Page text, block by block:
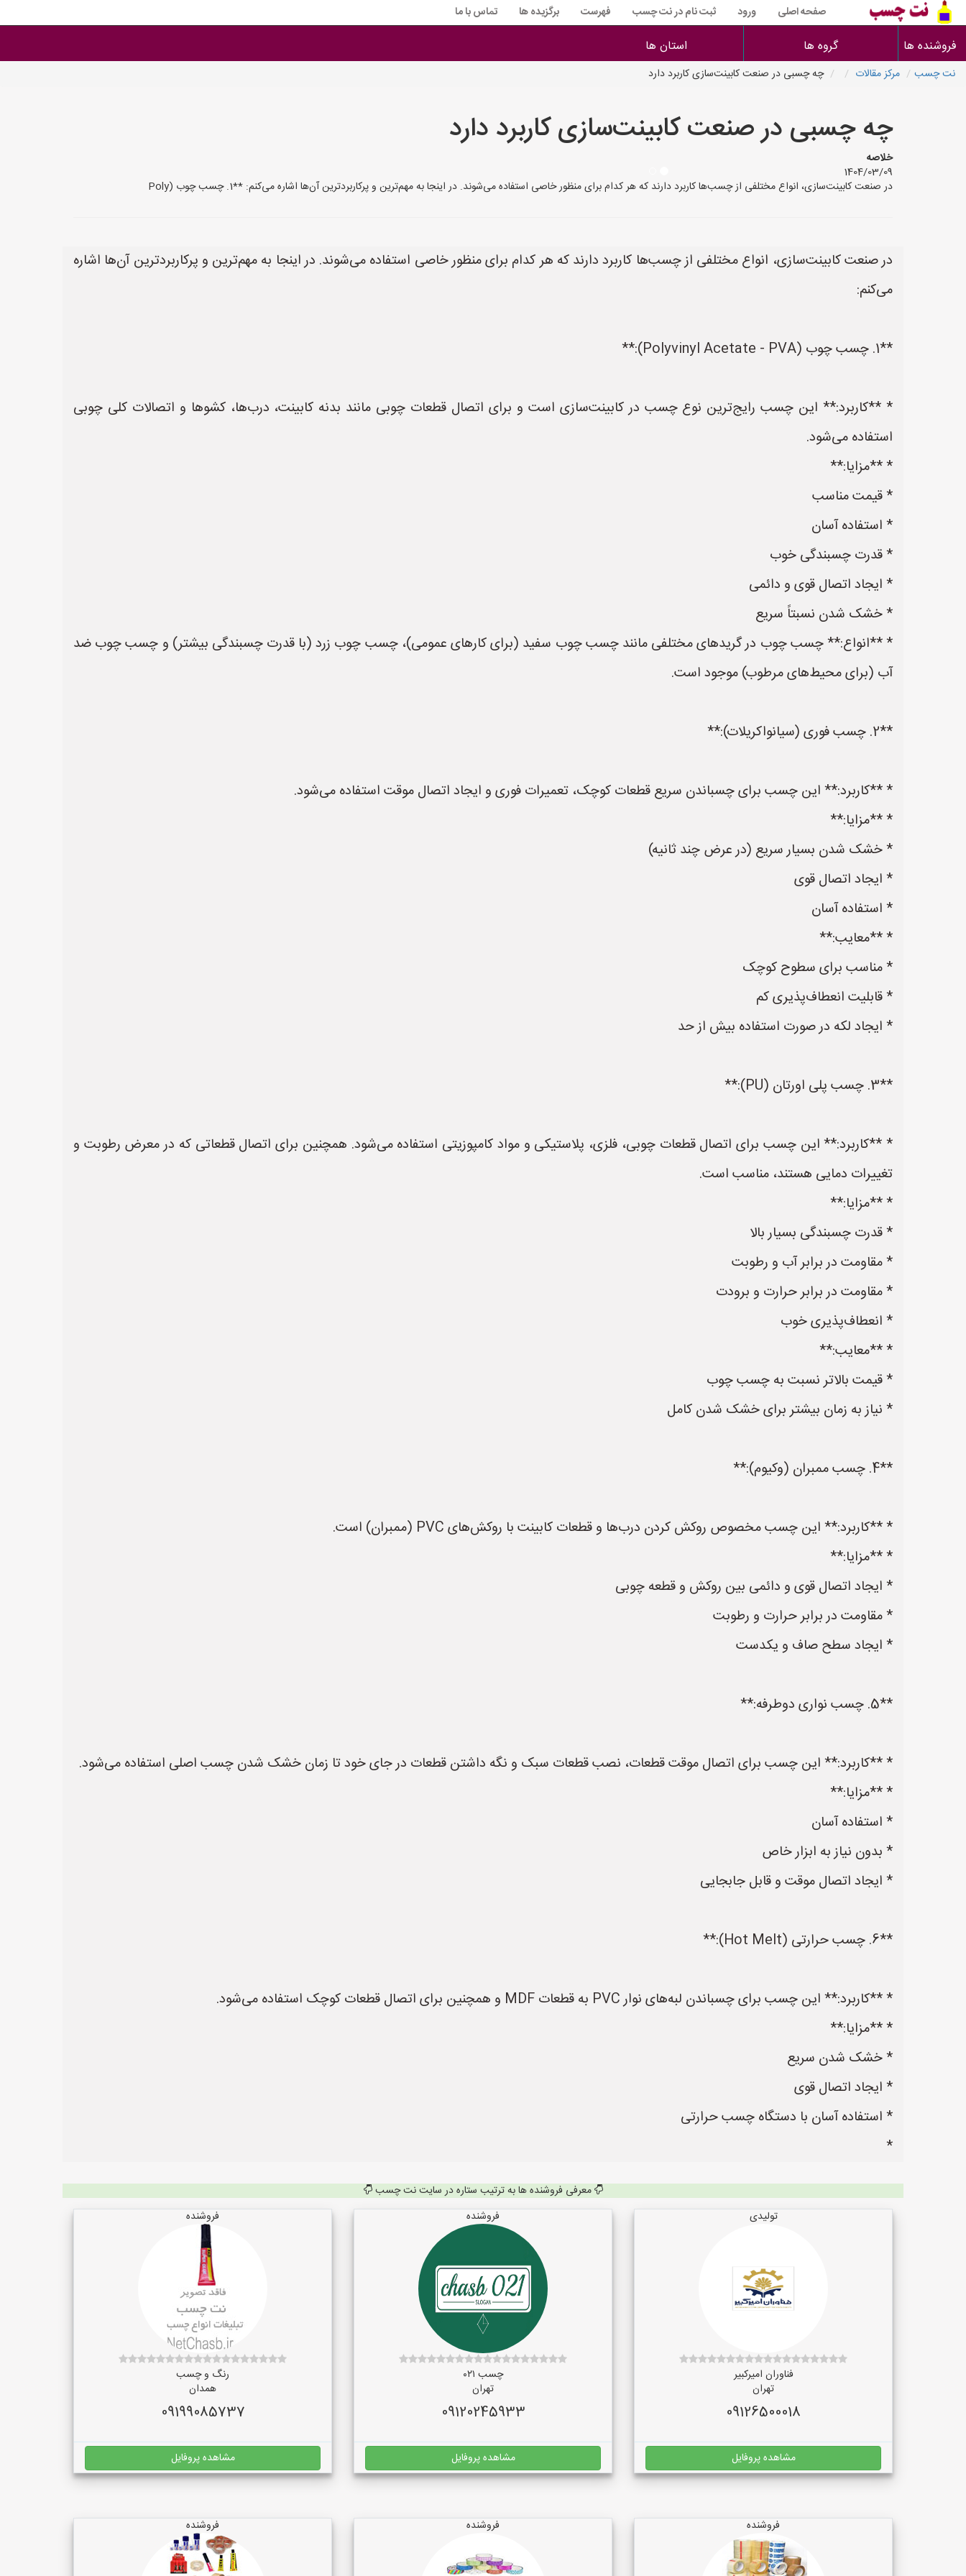
صفحه اصلی ورود ثبت نام در نت چسب فهرست برگزیده ها تماس با ما
فروشنده ها گروه ها استان ها
نت چسب مرکز مقالات چه چسبی در صنعت کابینت‌سازی کاربرد دارد
چه چسبی در صنعت کابینت‌سازی کاربرد دارد
خلاصه
1404/03/09
در صنعت کابینت‌سازی، انواع مختلفی از چسب‌ها کاربرد دارند که هر کدام برای منظور خاصی استفاده می‌شوند. در اینجا به مهم‌ترین و پرکاربردترین آن‌ها اشاره می‌کنم: **1. چسب چوب (Poly
در صنعت کابینت‌سازی، انواع مختلفی از چسب‌ها کاربرد دارند که هر کدام برای منظور خاصی استفاده می‌شوند. در اینجا به مهم‌ترین و پرکاربردترین آن‌ها اشاره
می‌کنم:
**1. چسب چوب (Polyvinyl Acetate - PVA):**
* **کاربرد:** این چسب رایج‌ترین نوع چسب در کابینت‌سازی است و برای اتصال قطعات چوبی مانند بدنه کابینت، درب‌ها، کشوها و اتصالات کلی چوبی
استفاده می‌شود.
* **مزایا:**
* قیمت مناسب
* استفاده آسان
* قدرت چسبندگی خوب
* ایجاد اتصال قوی و دائمی
* خشک شدن نسبتاً سریع
* **انواع:** چسب چوب در گریدهای مختلفی مانند چسب چوب سفید (برای کارهای عمومی)، چسب چوب زرد (با قدرت چسبندگی بیشتر) و چسب چوب ضد
آب (برای محیط‌های مرطوب) موجود است.
**2. چسب فوری (سیانواکریلات):**
* **کاربرد:** این چسب برای چسباندن سریع قطعات کوچک، تعمیرات فوری و ایجاد اتصال موقت استفاده می‌شود.
* **مزایا:**
* خشک شدن بسیار سریع (در عرض چند ثانیه)
* ایجاد اتصال قوی
* استفاده آسان
* **معایب:**
* مناسب برای سطوح کوچک
* قابلیت انعطاف‌پذیری کم
* ایجاد لکه در صورت استفاده بیش از حد
**3. چسب پلی اورتان (PU):**
* **کاربرد:** این چسب برای اتصال قطعات چوبی، فلزی، پلاستیکی و مواد کامپوزیتی استفاده می‌شود. همچنین برای اتصال قطعاتی که در معرض رطوبت و
تغییرات دمایی هستند، مناسب است.
* **مزایا:**
* قدرت چسبندگی بسیار بالا
* مقاومت در برابر آب و رطوبت
* مقاومت در برابر حرارت و برودت
* انعطاف‌پذیری خوب
* **معایب:**
* قیمت بالاتر نسبت به چسب چوب
* نیاز به زمان بیشتر برای خشک شدن کامل
**4. چسب ممبران (وکیوم):**
* **کاربرد:** این چسب مخصوص روکش کردن درب‌ها و قطعات کابینت با روکش‌های PVC (ممبران) است.
* **مزایا:**
* ایجاد اتصال قوی و دائمی بین روکش و قطعه چوبی
* مقاومت در برابر حرارت و رطوبت
* ایجاد سطح صاف و یکدست
**5. چسب نواری دوطرفه:**
* **کاربرد:** این چسب برای اتصال موقت قطعات، نصب قطعات سبک و نگه داشتن قطعات در جای خود تا زمان خشک شدن چسب اصلی استفاده می‌شود.
* **مزایا:**
* استفاده آسان
* بدون نیاز به ابزار خاص
* ایجاد اتصال موقت و قابل جابجایی
**6. چسب حرارتی (Hot Melt):**
* **کاربرد:** این چسب برای چسباندن لبه‌های نوار PVC به قطعات MDF و همچنین برای اتصال قطعات کوچک استفاده می‌شود.
* **مزایا:**
* خشک شدن سریع
* ایجاد اتصال قوی
* استفاده آسان با دستگاه چسب حرارتی
*
معرفی فروشنده ها به ترتیب ستاره در سایت نت چسب
تولیدی
فناوران امیرکبیر
تهران
09126500018
مشاهده پروفایل
فروشنده
چسب ۰۲۱
تهران
09120245933
مشاهده پروفایل
فروشنده
رنگ و چسب
همدان
09199085737
مشاهده پروفایل
فروشنده فروشنده فروشنده